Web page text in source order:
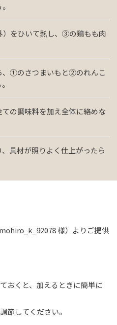
）をひいて熱し、③の鶏もも肉
、①のさつまいもと②のれんこ
の調味料を加え全体に絡めな
具材が照りよく仕上がったら
様）よりご提供
おくと、加えるときに簡単に
節してください。